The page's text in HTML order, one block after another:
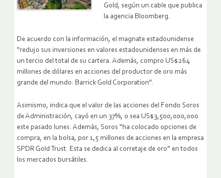
Gold, según un cable que publica
la agencia Bloomberg.
De acuerdo con la información, el magnate estadounidense
“redujo sus inversiones en valores estadounidenses en más de
un tercio del total de su cartera. Además, compro US$264
millones de dólares en acciones del productor de oro más
grande del mundo: Barrick Gold Corporation”.
Asimismo, indica que el valor de las acciones del Fondo Soros
de Administración, cayó en un 37%, o sea US$3,500,000,000
este pasado lunes. Además, Soros “ha colocado opciones de
compra, en la bolsa, por 1,5 millones de acciones en la empresa
SPDR Gold Trust. Esta se dedica al corretaje de oro” en todos
los mercados bursátiles.